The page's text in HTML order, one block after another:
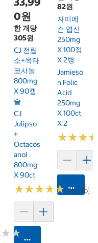
★★
★★
0원
한 개당
305원
CJ 전립
소+옥타
코사놀
800mg
X 90캡
슐
CJ
Julipso
+
Octacos
Anol
800mg
X 90ct
★★★★★
★★★★★ 4.6 (96)
카트에 담기
82원
자미에
슨 엽산
250mg
X 100정
X 2병
Jamieso
N Folic
Acid
250mg
X 100ct
X 2
★★★
★★★
카트에